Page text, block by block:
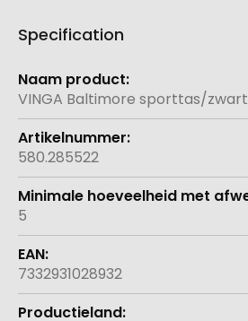
Specification
Meer
informatie
VINGA Baltimore sporttas/zwart
580.285522
5
7332931028932